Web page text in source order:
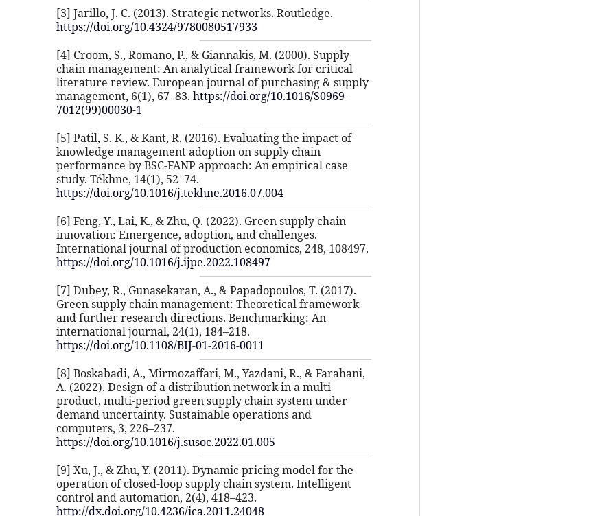
[3] Jarillo, J. C. (2013). Strategic networks. Routledge.
https://doi.org/10.4324/9780080517933
[4] Croom, S., Romano, P., & Giannakis, M. (2000). Supply
chain management: An analytical framework for critical
literature review. European journal of purchasing & supply
management, 6(1), 67–83.https://doi.org/10.1016/S0969-
7012(99)00030-1
[5] Patil, S. K., & Kant, R. (2016). Evaluating the impact of
knowledge management adoption on supply chain
performance by BSC-FANP approach: An empirical case
study. Tékhne, 14(1), 52–74.
https://doi.org/10.1016/j.tekhne.2016.07.004
[6] Feng, Y., Lai, K., & Zhu, Q. (2022). Green supply chain
innovation: Emergence, adoption, and challenges.
International journal of production economics, 248, 108497.
https://doi.org/10.1016/j.ijpe.2022.108497
[7] Dubey, R., Gunasekaran, A., & Papadopoulos, T. (2017).
Green supply chain management: Theoretical framework
and further research directions. Benchmarking: An
international journal, 24(1), 184–218.
https://doi.org/10.1108/BIJ-01-2016-0011
[8] Boskabadi, A., Mirmozaffari, M., Yazdani, R., & Farahani,
A. (2022). Design of a distribution network in a multi-
product, multi-period green supply chain system under
demand uncertainty. Sustainable operations and
computers, 3, 226–237.
https://doi.org/10.1016/j.susoc.2022.01.005
[9] Xu, J., & Zhu, Y. (2011). Dynamic pricing model for the
operation of closed-loop supply chain system. Intelligent
control and automation, 2(4), 418–423.
http://dx.doi.org/10.4236/ica.2011.24048